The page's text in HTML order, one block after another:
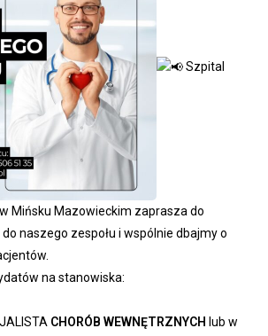
Szpital
Mińsku Mazowieckim zaprasza do
do naszego zespołu i wspólnie dbajmy o
na stanowiska:
CHORÓB WEWNĘTRZNYCH lub w